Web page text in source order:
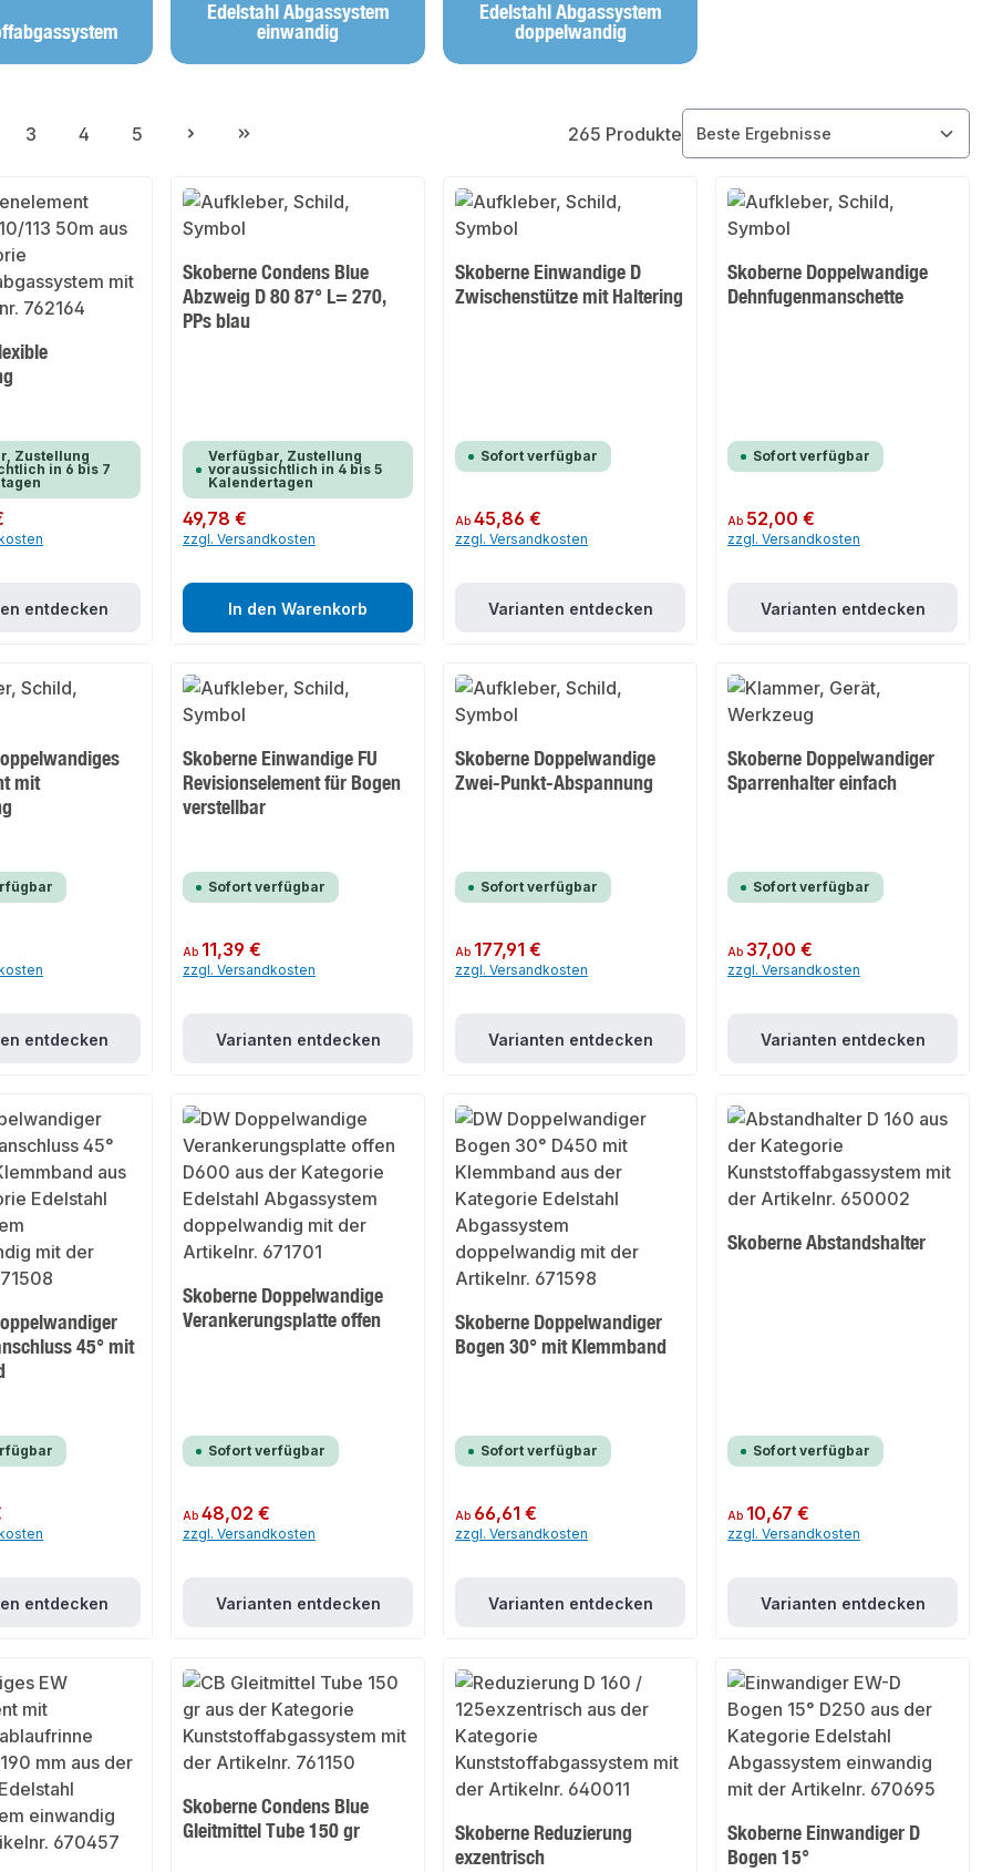
Edelstahl Abgassystem
einwandig
Edelstahl Abgassystem
doppelwandig
Seite
3
Seite
4
Seite
5 265 Produkte
Zustellung
in 6 bis 7
entdecken
Skoberne Condens Blue
Abzweig D 80 87° L= 270,
PPs blau
Verfügbar, Zustellung
voraussichtlich in 4 bis 5
Kalendertagen
Regulärer Preis:
49,78 €
zzgl. Versandkosten
In den Warenkorb
Skoberne Einwandige D
Zwischenstütze mit Haltering
Sofort verfügbar
Regulärer Preis:
Ab45,86 €
zzgl. Versandkosten
Varianten entdecken
Skoberne Doppelwandige
Dehnfugenmanschette
Sofort verfügbar
Regulärer Preis:
Ab 52,00 €
zzgl. Versandkosten
Varianten entdecken
mit
entdecken
Skoberne Einwandige FU
Revisionselement für Bogen
verstellbar
Sofort verfügbar
Regulärer Preis:
Ab 11,39 €
zzgl. Versandkosten
Varianten entdecken
Skoberne Doppelwandige
Zwei-Punkt-Abspannung
Sofort verfügbar
Regulärer Preis:
Ab 177,91 €
zzgl. Versandkosten
Varianten entdecken
Skoberne Doppelwandiger
Sparrenhalter einfach
Sofort verfügbar
Regulärer Preis:
Ab 37,00 €
zzgl. Versandkosten
Varianten entdecken
45° mit
entdecken
Skoberne Doppelwandige
Verankerungsplatte offen
Sofort verfügbar
Regulärer Preis:
Ab48,02 €
zzgl. Versandkosten
Varianten entdecken
Skoberne Doppelwandiger
Bogen 30° mit Klemmband
Sofort verfügbar
Regulärer Preis:
Ab 66,61 €
zzgl. Versandkosten
Varianten entdecken
Skoberne Abstandshalter
Sofort verfügbar
Regulärer Preis:
Ab 10,67 €
zzgl. Versandkosten
Varianten entdecken
Skoberne Condens Blue
Gleitmittel Tube 150 gr
Skoberne Reduzierung
exzentrisch
Skoberne Einwandiger D
Bogen 15°